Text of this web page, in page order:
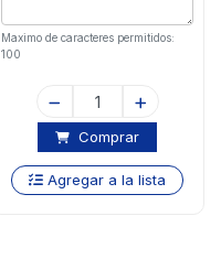
Maximo de caracteres permitidos:
100
Comprar
Agregar a la lista